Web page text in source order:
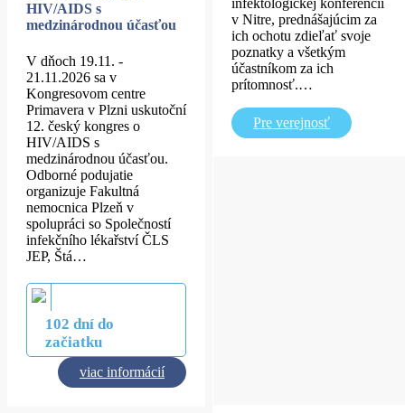
HIV/AIDS s
medzinárodnou účasťou
V dňoch 19.11. -
21.11.2026 sa v
Kongresovom centre
Primavera v Plzni uskutoční
12. český kongres o
HIV/AIDS s
medzinárodnou účasťou.
Odborné podujatie
organizuje Fakultná
nemocnica Plzeň v
spolupráci so Společností
infekčního lékařství ČLS
JEP, Štá…
102 dní do
začiatku
viac informácií
infektologickej konferencii
v Nitre, prednášajúcim za
ich ochotu zdieľať svoje
poznatky a všetkým
účastníkom za ich
prítomnosť.…
Pre verejnosť